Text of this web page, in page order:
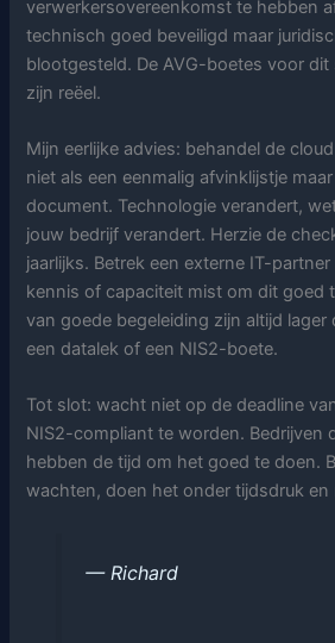
verwerkersovereenkomst te hebben
technisch goed beveiligd maar
blootgesteld. De AVG-boetes voor
zijn reëel.
Mijn eerlijke advies: behandel de
niet als een eenmalig afvinklijstje
document. Technologie verandert,
jouw bedrijf verandert. Herzie de
jaarlijks. Betrek een externe IT-
kennis of capaciteit mist om dit goed
van goede begeleiding zijn altijd
een datalek of een NIS2-boete.
Tot slot: wacht niet op de deadline
NIS2-compliant te worden. Bedrijven
hebben de tijd om het goed te doen.
wachten, doen het onder tijdsdruk en
— Richard